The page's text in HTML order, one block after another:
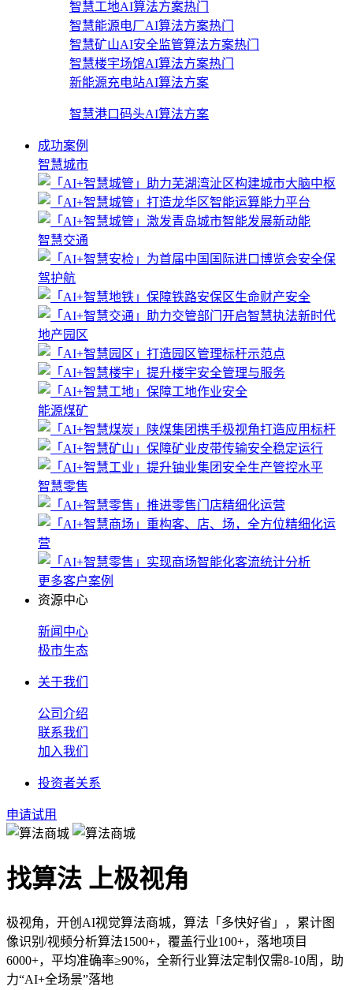
智慧工地AI算法方案热门
智慧能源电厂AI算法方案热门
智慧矿山AI安全监管算法方案热门
智慧楼宇场馆AI算法方案热门
新能源充电站AI算法方案
智慧港口码头AI算法方案
成功案例
智慧城市
智慧交通
地产园区
能源煤矿
智慧零售
更多客户案例
资源中心
新闻中心
极市生态
关于我们
公司介绍
联系我们
加入我们
投资者关系
申请试用
找算法 上极视角
极视角，开创AI视觉算法商城，算法「多快好省」，累计图
像识别/视频分析算法1500+，覆盖行业100+，落地项目
6000+，平均准确率≥90%，全新行业算法定制仅需8-10周，助
力“AI+全场景”落地